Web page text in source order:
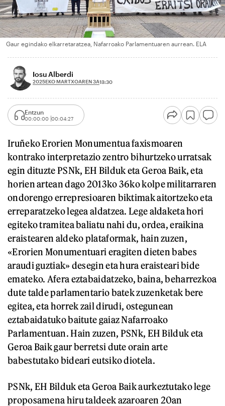
Gaur egindako elkarretaratzea, Nafarroako Parlamentuaren aurrean. ELA
Iosu Alberdi
2025EKO MARTXOAREN 3A13:30
Entzun
00:00:00 00:04:27
Iruñeko Erorien Monumentua faxismoaren
kontrako interpretazio zentro bihurtzeko urratsak
egin dituzte PSNk, EH Bilduk eta Geroa Baik, eta
horien artean dago 2013ko 36ko kolpe militarraren
ondorengo errepresioaren biktimak aitortzeko eta
erreparatzeko legea aldatzea. Lege aldaketa hori
egiteko tramitea baliatu nahi du, ordea, eraikina
eraistearen aldeko plataformak, hain zuzen,
«Erorien Monumentuari eragiten dieten babes
araudi guztiak» desegin eta hura eraisteari bide
emateko. Afera eztabaidatzeko, baina, beharrezkoa
dute talde parlamentario batek zuzenketak bere
egitea, eta horrek zail dirudi, ostegunean
eztabaidatuko baitute gaiaz Nafarroako
Parlamentuan. Hain zuzen, PSNk, EH Bilduk eta
Geroa Baik gaur berretsi dute orain arte
babestutako bideari eutsiko diotela.
PSNk, EH Bilduk eta Geroa Baik aurkeztutako lege
proposamena hiru taldeek azaroaren 20an